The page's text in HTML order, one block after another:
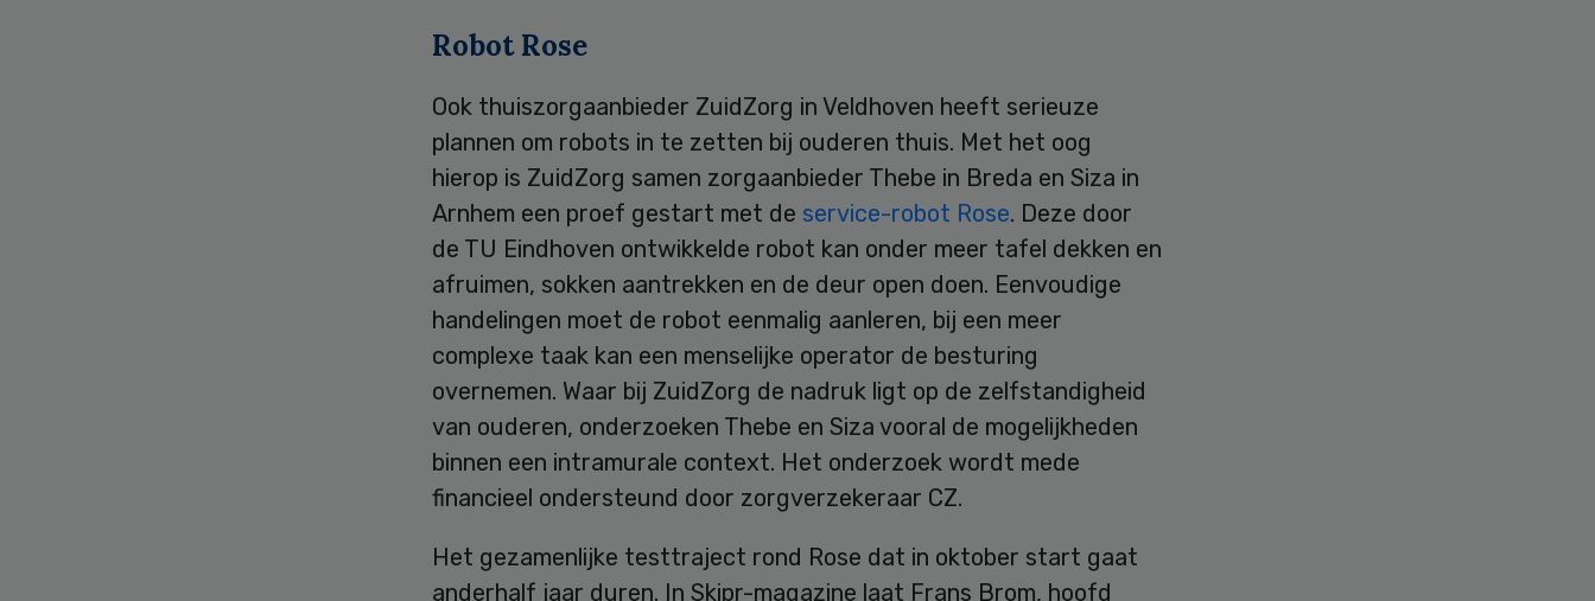
Robot Rose
Ook thuiszorgaanbieder ZuidZorg in Veldhoven heeft serieuze
plannen om robots in te zetten bij ouderen thuis. Met het oog
hierop is ZuidZorg samen zorgaanbieder Thebe in Breda en Siza in
Arnhem een proef gestart met de service-robot Rose. Deze door
de TU Eindhoven ontwikkelde robot kan onder meer tafel dekken en
afruimen, sokken aantrekken en de deur open doen. Eenvoudige
handelingen moet de robot eenmalig aanleren, bij een meer
complexe taak kan een menselijke operator de besturing
overnemen. Waar bij ZuidZorg de nadruk ligt op de zelfstandigheid
van ouderen, onderzoeken Thebe en Siza vooral de mogelijkheden
binnen een intramurale context. Het onderzoek wordt mede
financieel ondersteund door zorgverzekeraar CZ.
Het gezamenlijke testtraject rond Rose dat in oktober start gaat
anderhalf jaar duren. In Skipr-magazine laat Frans Brom, hoofd